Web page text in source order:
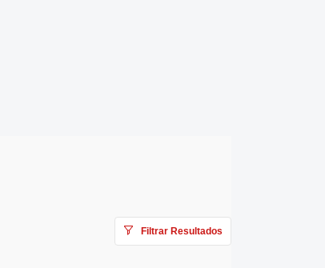
Filtrar Resultados